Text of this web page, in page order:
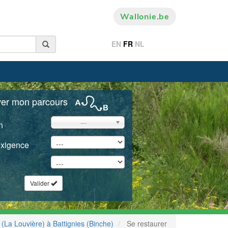
Wallonie.be
EN FR NL
mon parcours
---
Valider
Louvière) à Battignies (Binche) Se restaurer